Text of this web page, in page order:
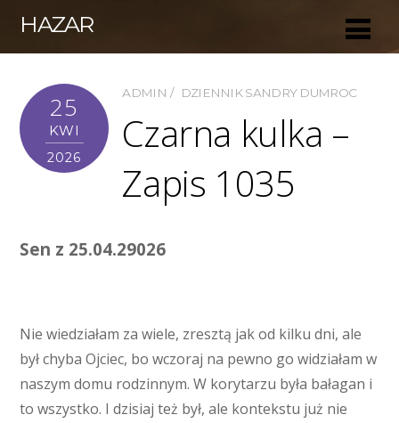
HAZAR
25
KWI
2026
ADMIN DZIENNIK SANDRY DUMROC
Czarna kulka –
Zapis 1035
Sen z 25.04.29026
Nie wiedziałam za wiele, zresztą jak od kilku dni, ale
był chyba Ojciec, bo wczoraj na pewno go widziałam w
naszym domu rodzinnym. W korytarzu była bałagan i
to wszystko. I dzisiaj też był, ale kontekstu już nie